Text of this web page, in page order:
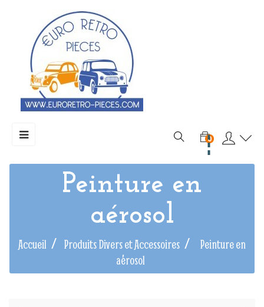
Basculer
☰ 0
Peinture en
aérosol
Accueil Produits Divers et Accessoires
Peinture en
aérosol